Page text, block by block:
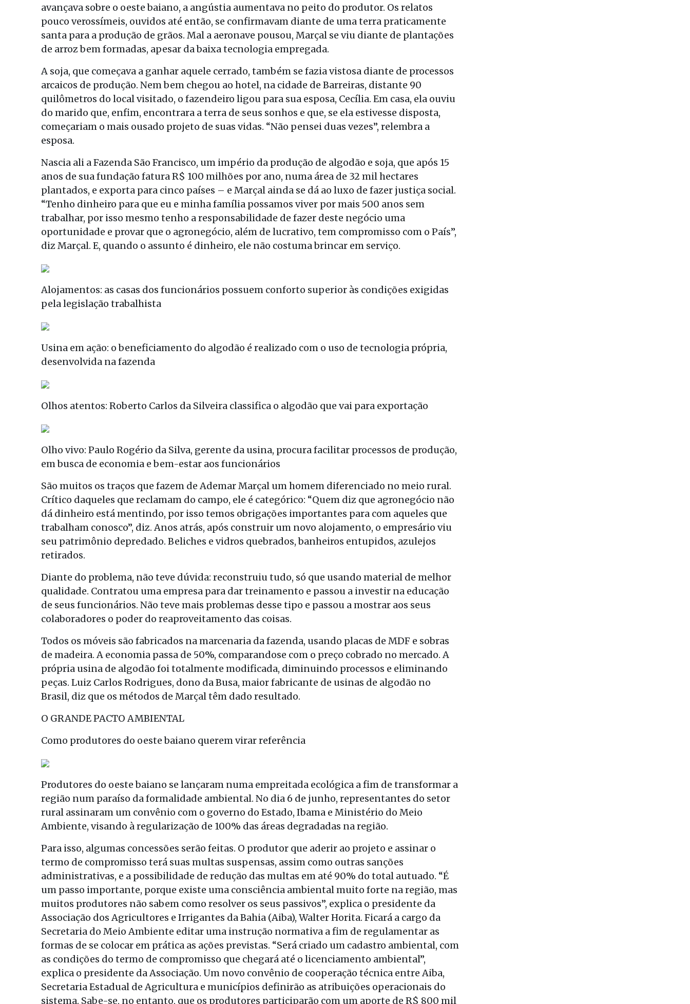
avançava sobre o oeste baiano, a angústia aumentava no peito do produtor. Os relatos
pouco verossímeis, ouvidos até então, se confirmavam diante de uma terra praticamente
santa para a produção de grãos. Mal a aeronave pousou, Marçal se viu diante de plantações
de arroz bem formadas, apesar da baixa tecnologia empregada.
A soja, que começava a ganhar aquele cerrado, também se fazia vistosa diante de processos
arcaicos de produção. Nem bem chegou ao hotel, na cidade de Barreiras, distante 90
quilômetros do local visitado, o fazendeiro ligou para sua esposa, Cecília. Em casa, ela ouviu
do marido que, enfim, encontrara a terra de seus sonhos e que, se ela estivesse disposta,
começariam o mais ousado projeto de suas vidas. “Não pensei duas vezes”, relembra a
esposa.
Nascia ali a Fazenda São Francisco, um império da produção de algodão e soja, que após 15
anos de sua fundação fatura R$ 100 milhões por ano, numa área de 32 mil hectares
plantados, e exporta para cinco países – e Marçal ainda se dá ao luxo de fazer justiça social.
“Tenho dinheiro para que eu e minha família possamos viver por mais 500 anos sem
trabalhar, por isso mesmo tenho a responsabilidade de fazer deste negócio uma
oportunidade e provar que o agronegócio, além de lucrativo, tem compromisso com o País”,
diz Marçal. E, quando o assunto é dinheiro, ele não costuma brincar em serviço.
Alojamentos: as casas dos funcionários possuem conforto superior às condições exigidas
pela legislação trabalhista
Usina em ação: o beneficiamento do algodão é realizado com o uso de tecnologia própria,
desenvolvida na fazenda
Olhos atentos: Roberto Carlos da Silveira classifica o algodão que vai para exportação
Olho vivo: Paulo Rogério da Silva, gerente da usina, procura facilitar processos de produção,
em busca de economia e bem-estar aos funcionários
São muitos os traços que fazem de Ademar Marçal um homem diferenciado no meio rural.
Crítico daqueles que reclamam do campo, ele é categórico: “Quem diz que agronegócio não
dá dinheiro está mentindo, por isso temos obrigações importantes para com aqueles que
trabalham conosco”, diz. Anos atrás, após construir um novo alojamento, o empresário viu
seu patrimônio depredado. Beliches e vidros quebrados, banheiros entupidos, azulejos
retirados.
Diante do problema, não teve dúvida: reconstruiu tudo, só que usando material de melhor
qualidade. Contratou uma empresa para dar treinamento e passou a investir na educação
de seus funcionários. Não teve mais problemas desse tipo e passou a mostrar aos seus
colaboradores o poder do reaproveitamento das coisas.
Todos os móveis são fabricados na marcenaria da fazenda, usando placas de MDF e sobras
de madeira. A economia passa de 50%, comparandose com o preço cobrado no mercado. A
própria usina de algodão foi totalmente modificada, diminuindo processos e eliminando
peças. Luiz Carlos Rodrigues, dono da Busa, maior fabricante de usinas de algodão no
Brasil, diz que os métodos de Marçal têm dado resultado.
O GRANDE PACTO AMBIENTAL
Como produtores do oeste baiano querem virar referência
Produtores do oeste baiano se lançaram numa empreitada ecológica a fim de transformar a
região num paraíso da formalidade ambiental. No dia 6 de junho, representantes do setor
rural assinaram um convênio com o governo do Estado, Ibama e Ministério do Meio
Ambiente, visando à regularização de 100% das áreas degradadas na região.
Para isso, algumas concessões serão feitas. O produtor que aderir ao projeto e assinar o
termo de compromisso terá suas multas suspensas, assim como outras sanções
administrativas, e a possibilidade de redução das multas em até 90% do total autuado. “É
um passo importante, porque existe uma consciência ambiental muito forte na região, mas
muitos produtores não sabem como resolver os seus passivos”, explica o presidente da
Associação dos Agricultores e Irrigantes da Bahia (Aiba), Walter Horita. Ficará a cargo da
Secretaria do Meio Ambiente editar uma instrução normativa a fim de regulamentar as
formas de se colocar em prática as ações previstas. “Será criado um cadastro ambiental, com
as condições do termo de compromisso que chegará até o licenciamento ambiental”,
explica o presidente da Associação. Um novo convênio de cooperação técnica entre Aiba,
Secretaria Estadual de Agricultura e municípios definirão as atribuições operacionais do
sistema. Sabe-se, no entanto, que os produtores participarão com um aporte de R$ 800 mil